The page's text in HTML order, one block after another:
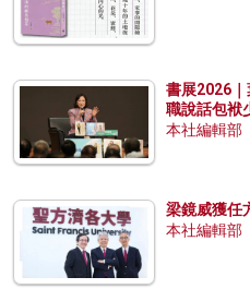
書展2026
職說話包袱
本社編輯部
梁鏡威獲任
本社編輯部